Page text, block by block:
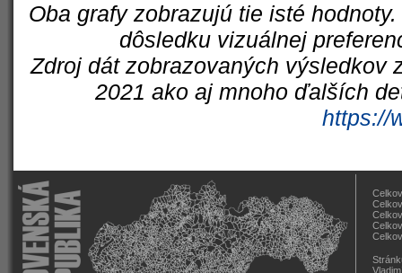
Oba grafy zobrazujú tie isté
dôsledku vizuálnej
Zdroj dát zobrazovaných výsledkov
2021 ako aj mnoho ďalších
https://